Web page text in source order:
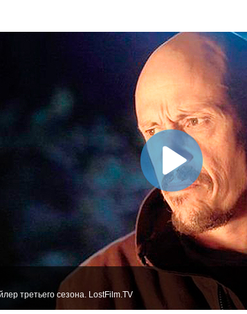
третьего сезона. LostFilm.TV